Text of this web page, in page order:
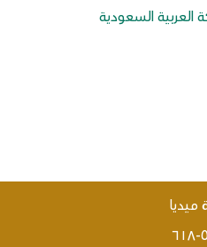
العربية السعودية